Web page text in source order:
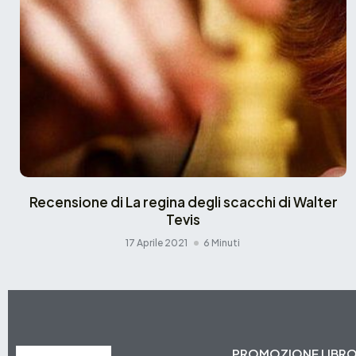
Recensione di La regina degli scacchi di Walter
Tevis
17 Aprile 2021 6 Minuti
PROMOZIONE LIBRO